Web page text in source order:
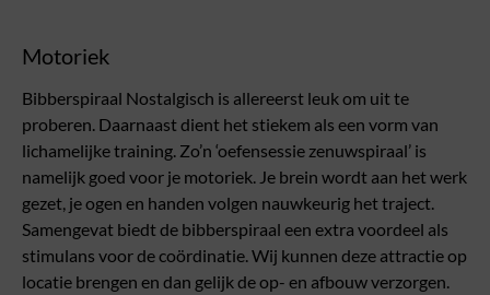
Motoriek
Bibberspiraal Nostalgisch is allereerst leuk om uit te
proberen. Daarnaast dient het stiekem als een vorm van
lichamelijke training. Zo’n ‘oefensessie zenuwspiraal’ is
namelijk goed voor je motoriek. Je brein wordt aan het werk
gezet, je ogen en handen volgen nauwkeurig het traject.
Samengevat biedt de bibberspiraal een extra voordeel als
stimulans voor de coördinatie. Wij kunnen deze attractie op
locatie brengen en dan gelijk de op- en afbouw verzorgen.